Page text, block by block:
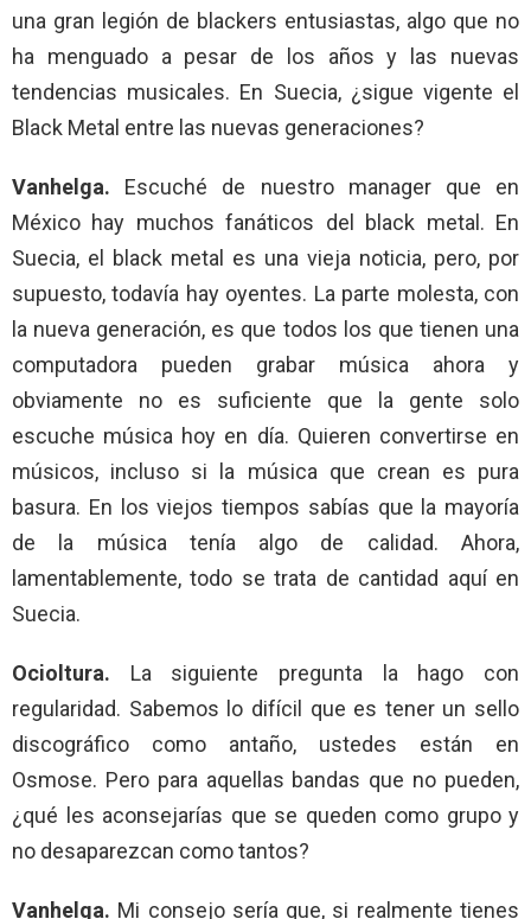
una gran legión de blackers entusiastas, algo que no
ha menguado a pesar de los años y las nuevas
tendencias musicales. En Suecia, ¿sigue vigente el
Black Metal entre las nuevas generaciones?
Vanhelga. Escuché de nuestro manager que en
México hay muchos fanáticos del black metal. En
Suecia, el black metal es una vieja noticia, pero, por
supuesto, todavía hay oyentes. La parte molesta, con
la nueva generación, es que todos los que tienen una
computadora pueden grabar música ahora y
obviamente no es suficiente que la gente solo
escuche música hoy en día. Quieren convertirse en
músicos, incluso si la música que crean es pura
basura. En los viejos tiempos sabías que la mayoría
de la música tenía algo de calidad. Ahora,
lamentablemente, todo se trata de cantidad aquí en
Suecia.
Ocioltura. La siguiente pregunta la hago con
regularidad. Sabemos lo difícil que es tener un sello
discográfico como antaño, ustedes están en
Osmose. Pero para aquellas bandas que no pueden,
¿qué les aconsejarías que se queden como grupo y
no desaparezcan como tantos?
Vanhelga. Mi consejo sería que, si realmente tienes